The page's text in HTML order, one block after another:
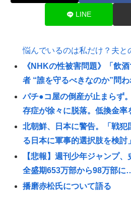
LINE
悩んでいるのは私だけ？夫と
《NHKの性被害問題》「飲
者 “誰を守るべきなのか”問
パチ●コ屋の倒産が止まらず
存症が徐々に脱落。低換金率
北朝鮮、日本に警告。「戦犯
る日本に軍事的選択肢を検討」
【悲報】週刊少年ジャンプ
全盛期653万部から98万部
播磨赤松氏について語る